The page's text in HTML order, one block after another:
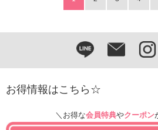
お得情報はこちら☆
＼お得な会員特典やクーポン